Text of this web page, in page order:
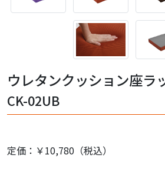
ウレタンクッション座ラ
CK-02UB
定価：￥10,780（税込）